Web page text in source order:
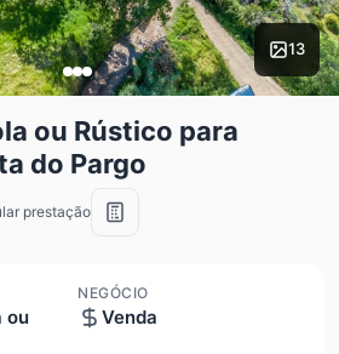
13
ou Rústico para
do Pargo
prestação
ou
NEGÓCIO
Venda